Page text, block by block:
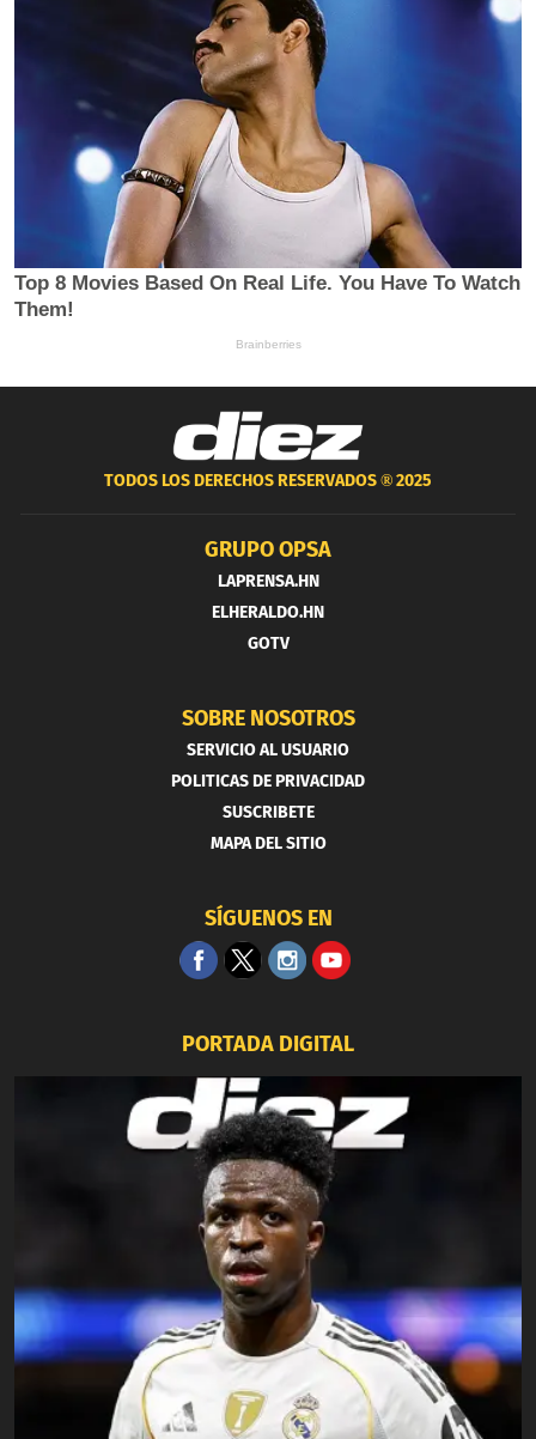
TODOS LOS DERECHOS RESERVADOS ®2025
GRUPO OPSA
LAPRENSA.HN
ELHERALDO.HN
GOTV
SOBRE NOSOTROS
SERVICIO AL USUARIO
POLITICAS DE PRIVACIDAD
SUSCRIBETE
MAPA DEL SITIO
SÍGUENOS EN
PORTADA DIGITAL